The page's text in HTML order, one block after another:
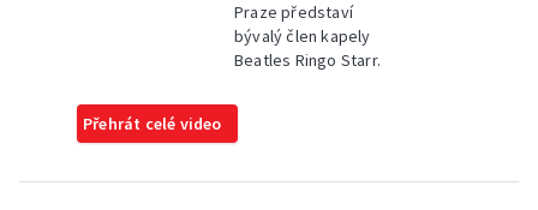
Praze představí
bývalý člen kapely
Beatles Ringo Starr.
Přehrát celé video